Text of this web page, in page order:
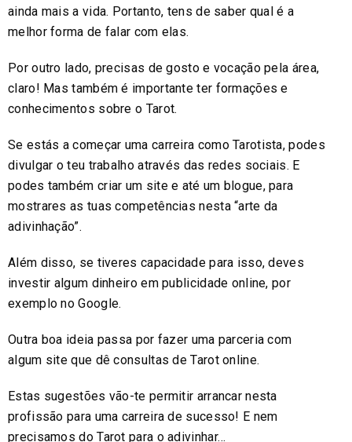
ainda mais a vida. Portanto, tens de saber qual é a
melhor forma de falar com elas.
Por outro lado, precisas de gosto e vocação pela área,
claro! Mas também é importante ter formações e
conhecimentos sobre o Tarot.
Se estás a começar uma carreira como Tarotista, podes
divulgar o teu trabalho através das redes sociais. E
podes também criar um site e até um blogue, para
mostrares as tuas competências nesta “arte da
adivinhação”.
Além disso, se tiveres capacidade para isso, deves
investir algum dinheiro em publicidade online, por
exemplo no Google.
Outra boa ideia passa por fazer uma parceria com
algum site que dê consultas de Tarot online.
Estas sugestões vão-te permitir arrancar nesta
profissão para uma carreira de sucesso! E nem
precisamos do Tarot para o adivinhar…